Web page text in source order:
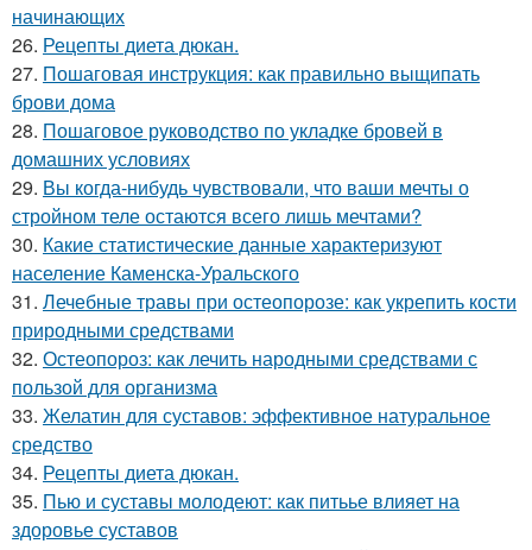
начинающих
26. Рецепты диета дюкан.
27. Пошаговая инструкция: как правильно выщипать
брови дома
28. Пошаговое руководство по укладке бровей в
домашних условиях
29. Вы когда-нибудь чувствовали, что ваши мечты о
стройном теле остаются всего лишь мечтами?
30. Какие статистические данные характеризуют
население Каменска-Уральского
31. Лечебные травы при остеопорозе: как укрепить кости
природными средствами
32. Остеопороз: как лечить народными средствами с
пользой для организма
33. Желатин для суставов: эффективное натуральное
средство
34. Рецепты диета дюкан.
35. Пью и суставы молодеют: как питьье влияет на
здоровье суставов